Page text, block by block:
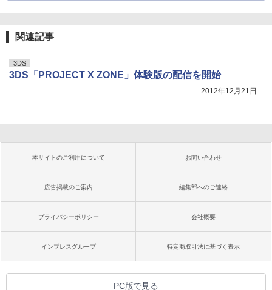
関連記事
3DS
3DS「PROJECT X ZONE」体験版の配信を開始
2012年12月21日
本サイトのご利用について お問い合わせ
広告掲載のご案内 編集部へのご連絡
プライバシーポリシー 会社概要
インプレスグループ 特定商取引法に基づく表示
PC版で見る